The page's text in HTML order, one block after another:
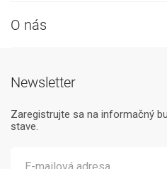
O nás
Newsletter
Zaregistrujte sa na informačný
stave.